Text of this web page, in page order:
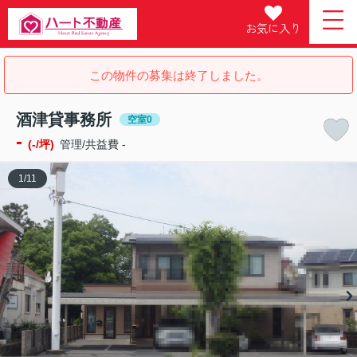
お気に入り
この物件の募集は終了しました。
酒津貸事務所 空室0
- (-/坪) 管理/共益費 -
1 /11